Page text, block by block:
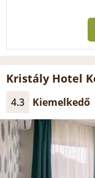
Kristály Hotel
4.3 Kiemelkedő